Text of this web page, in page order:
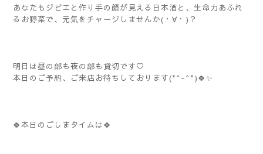
あなたもジビエと作り手の顔が見える日本酒と、生命力あふれ
るお野菜で、元気をチャージしませんか(・∀・)？
明日は昼の部も夜の部も貸切です♡
本日のご予約、ご来店お待ちしております(*^-^*)🍀✨️
🍀本日のごしまタイムは🍀